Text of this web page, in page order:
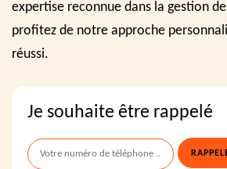
expertise reconnue dans la gestion
profitez de notre approche
réussi.
Je souhaite être rappelé